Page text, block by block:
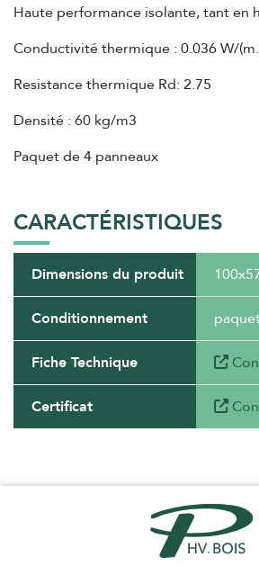
Haute performance isolante, tant en
Conductivité thermique : 0.036 W/
Resistance thermique Rd: 2.75
Densité : 60 kg/m3
Paquet de 4 panneaux
CARACTÉRISTIQUES
Dimensions du produit
Conditionnement
Fiche Technique
Certificat